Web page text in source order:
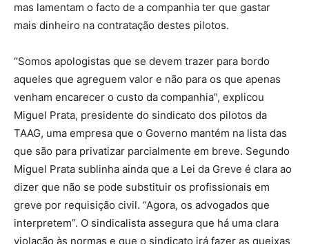
mas lamentam o facto de a companhia ter que gastar
mais dinheiro na contratação destes pilotos.
“Somos apologistas que se devem trazer para bordo
aqueles que agreguem valor e não para os que apenas
venham encarecer o custo da companhia”, explicou
Miguel Prata, presidente do sindicato dos pilotos da
TAAG, uma empresa que o Governo mantém na lista das
que são para privatizar parcialmente em breve. Segundo
Miguel Prata sublinha ainda que a Lei da Greve é clara ao
dizer que não se pode substituir os profissionais em
greve por requisição civil. “Agora, os advogados que
interpretem”. O sindicalista assegura que há uma clara
violação às normas e que o sindicato irá fazer as queixas